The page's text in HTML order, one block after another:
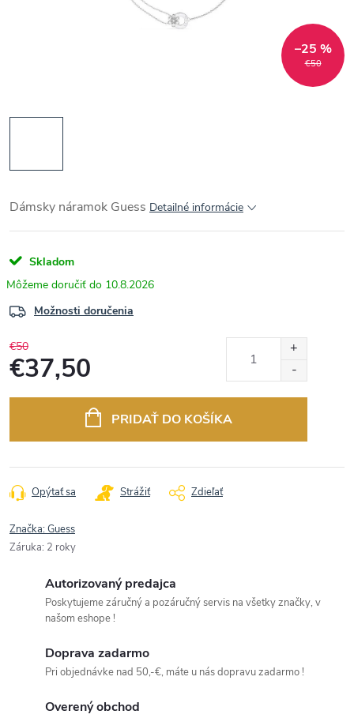
€50
–25 %
Dámsky náramok Guess Detailné informácie
Skladom
10.8.2026
Možnosti doručenia
€50
€37,50
PRIDAŤ DO KOŠÍKA
Opýtať sa Strážiť Zdieľať
Značka:Guess
Záruka: 2 roky
Autorizovaný predajca
Poskytujeme záručný a pozáručný servis na všetky značky, v
našom eshope !
Doprava zadarmo
Pri objednávke nad 50,-€, máte u nás dopravu zadarmo !
Overený obchod